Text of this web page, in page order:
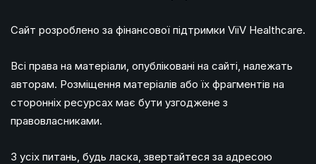
Сайт розроблено за фінансової підтримки ViiV Healthcare.
Всі права на матеріали, опубліковані на сайті, належать
авторам. Розміщення матеріалів або їх фрагментів на
сторонніх ресурсах має бути узгоджене з
правовласниками.
З усіх питань, будь ласка, звертайтеся за адресою